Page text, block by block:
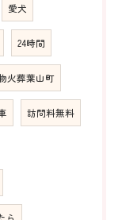
愛犬
24時間
火葬葉山町
訪問料無料